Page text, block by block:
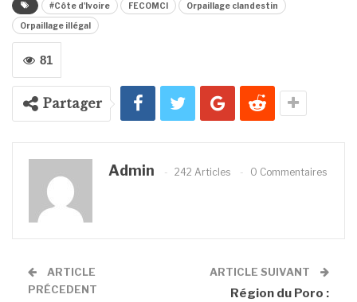
#Côte d'Ivoire FECOMCI Orpaillage clandestin
Orpaillage illégal
81
Partager
Admin 242 Articles 0 Commentaires
ARTICLE
PRÉCEDENT
ARTICLE SUIVANT
Région du Poro :